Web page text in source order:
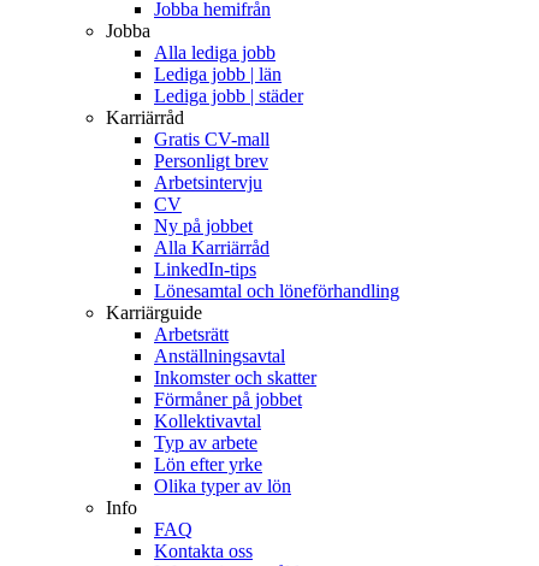
Jobba hemifrån
Jobba
Alla lediga jobb
Lediga jobb | län
Lediga jobb | städer
Karriärråd
Gratis CV-mall
Personligt brev
Arbetsintervju
CV
Ny på jobbet
Alla Karriärråd
LinkedIn-tips
Lönesamtal och löneförhandling
Karriärguide
Arbetsrätt
Anställningsavtal
Inkomster och skatter
Förmåner på jobbet
Kollektivavtal
Typ av arbete
Lön efter yrke
Olika typer av lön
Info
FAQ
Kontakta oss